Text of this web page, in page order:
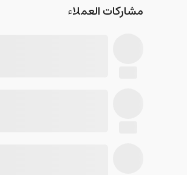
مشاركات العملاء